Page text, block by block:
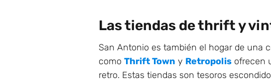
Las tiendas de thrift y
San Antonio es también el hogar de una
como Thrift Town y Retropolis ofrecen
retro. Estas tiendas son tesoros